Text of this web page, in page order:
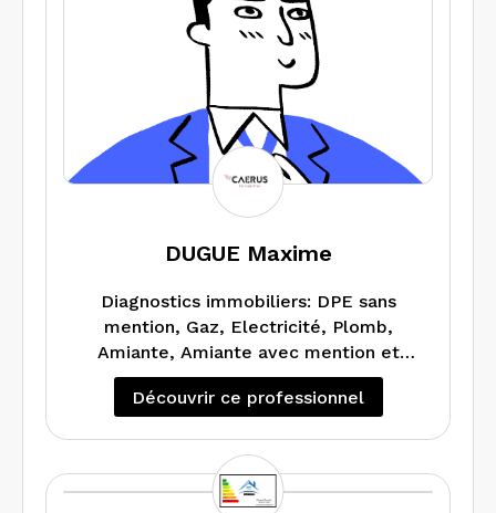
DUGUE Maxime
Diagnostics immobiliers: DPE sans
mention, Gaz, Electricité, Plomb,
Amiante, Amiante avec mention et
Audit Energétique
Découvrir ce professionnel